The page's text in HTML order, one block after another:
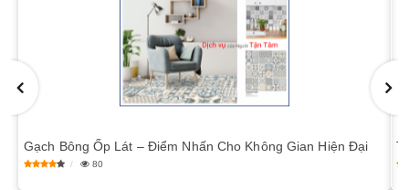
Gạch Bông Ốp Lát – Điểm Nhấn Cho Không Gian Hiện Đại
80